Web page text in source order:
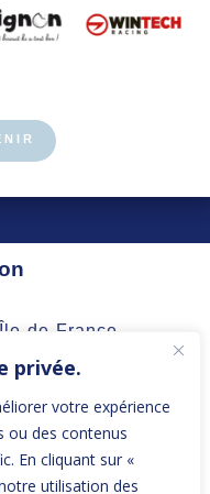
privée.
votre expérience
ou des contenus
En cliquant sur «
utilisation des
de-France
informés